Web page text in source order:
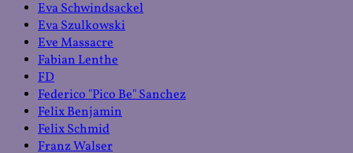
Eva Schwindsackel
Eva Szulkowski
Eve Massacre
Fabian Lenthe
FD
Federico "Pico Be" Sanchez
Felix Benjamin
Felix Schmid
Franz Walser